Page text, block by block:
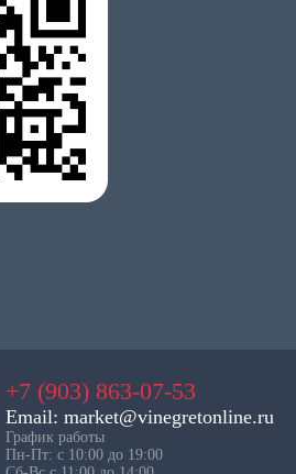
+7 (903) 863-07-53
Email: market@vinegretonline.ru
График работы
Пн-Пт: с 10:00 до 19:00